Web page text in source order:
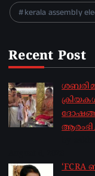
kerala assembly
Recent Post